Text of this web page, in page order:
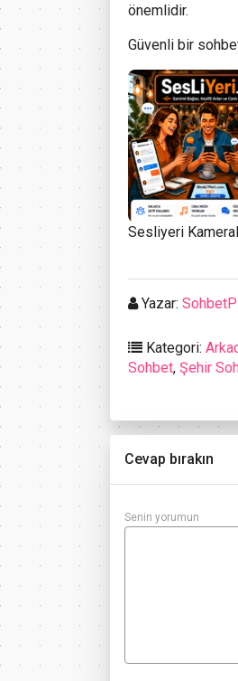
önemlidir.
Güvenli bir
Sesliyeri
Yazar:
Kategori:
Sohbet, Şehir
Cevap bırakın
Senin yorumun